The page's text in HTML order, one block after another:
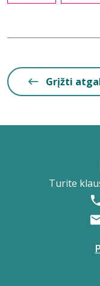
Grįžti
Turite